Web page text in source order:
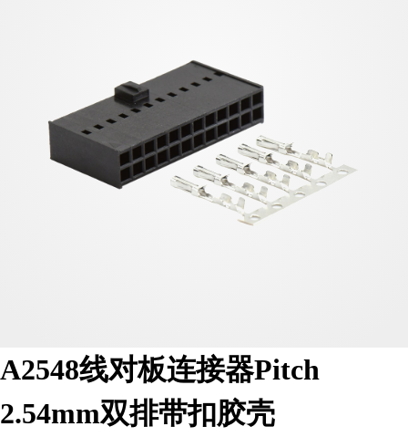
A2548线对板连接器Pitch
2.54mm双排带扣胶壳